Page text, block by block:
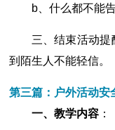
b、什么都不能告
三、结束活动
到陌生人不能轻信。
第三篇：户外活动安
一、教学内容：